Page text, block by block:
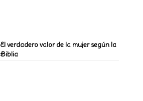
El verdadero valor de la mujer según la
Biblia